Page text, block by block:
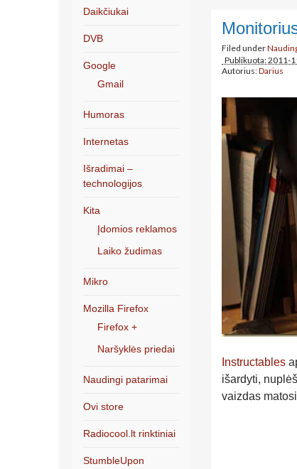
Filed under
Publikuota: 2011-
Autorius:Darius
Instructables
išardyti,
vaizdas
Daikčiukai
DVB
Google
Gmail
Humoras
Internetas
Išradimai –
technologijos
Kita
Įdomios reklamos
Laiko žudimas
Mikro
Mozilla Firefox
Firefox +
Naršyklės priedai
Naudingi patarimai
Ovi store
Radiocool.lt rinktiniai
StumbleUpon